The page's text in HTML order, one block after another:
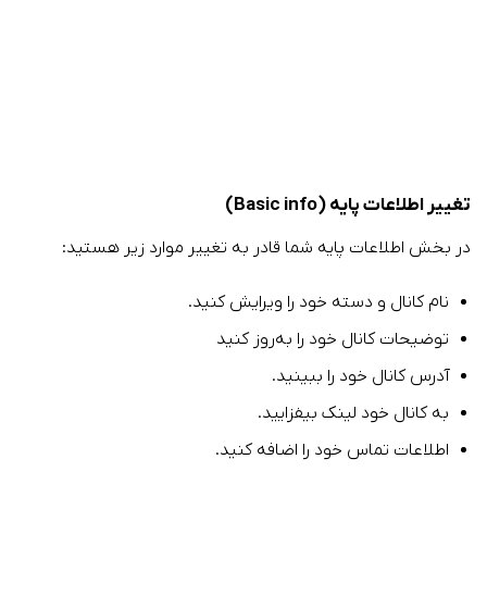
تغییر اطلاعات پایه (Basic info)
در بخش اطلاعات پایه شما قادر به تغییر موارد زیر هستید:
نام کانال و دسته خود را ویرایش کنید.
توضیحات کانال خود را به‌روز کنید
آدرس کانال خود را ببینید.
به کانال خود لینک بیفزایید.
اطلاعات تماس خود را اضافه کنید.